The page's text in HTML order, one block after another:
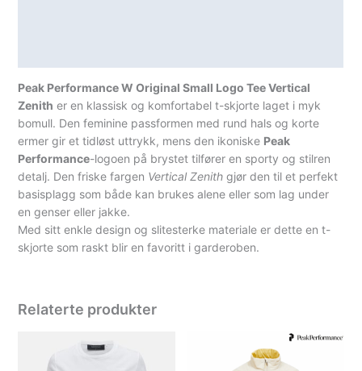
Peak Performance W Original Small Logo Tee Vertical
Zenith er en klassisk og komfortabel t-skjorte laget i myk
bomull. Den feminine passformen med rund hals og korte
ermer gir et tidløst uttrykk, mens den ikoniske Peak
Performance-logoen på brystet tilfører en sporty og stilren
detalj. Den friske fargen Vertical Zenith gjør den til et perfekt
basisplagg som både kan brukes alene eller som lag under
en genser eller jakke.
Med sitt enkle design og slitesterke materiale er dette en t-
skjorte som raskt blir en favoritt i garderoben.
Relaterte produkter